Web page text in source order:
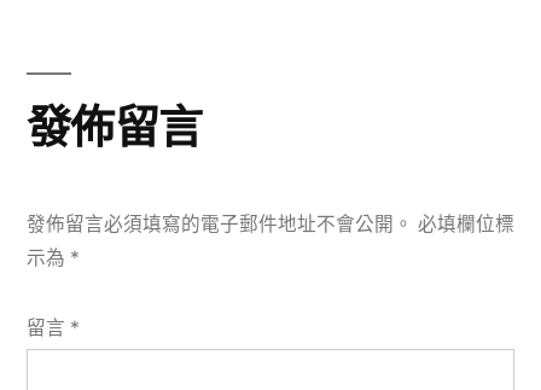
發佈留言
發佈留言必須填寫的電子郵件地址不會公開。 必填欄位標
示為 *
留言 *